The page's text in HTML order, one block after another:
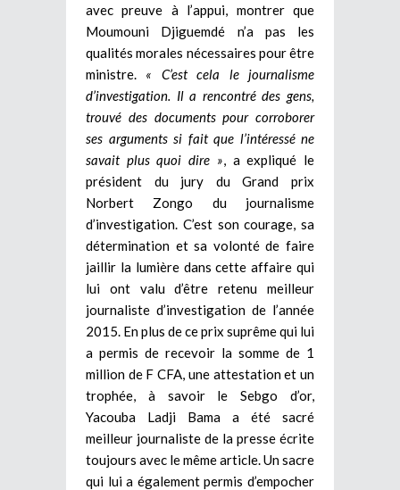
avec preuve à l’appui, montrer que
Moumouni Djiguemdé n’a pas les
qualités morales nécessaires pour être
ministre. « C’est cela le journalisme
d’investigation. Il a rencontré des gens,
trouvé des documents pour corroborer
ses arguments si fait que l’intéressé ne
savait plus quoi dire » , a expliqué le
président du jury du Grand prix
Norbert Zongo du journalisme
d’investigation. C’est son courage, sa
détermination et sa volonté de faire
jaillir la lumière dans cette affaire qui
lui ont valu d’être retenu meilleur
journaliste d’investigation de l’année
2015. En plus de ce prix suprême qui lui
a permis de recevoir la somme de 1
million de F CFA, une attestation et un
trophée, à savoir le Sebgo d’or,
Yacouba Ladji Bama a été sacré
meilleur journaliste de la presse écrite
toujours avec le même article. Un sacre
qui lui a également permis d’empocher